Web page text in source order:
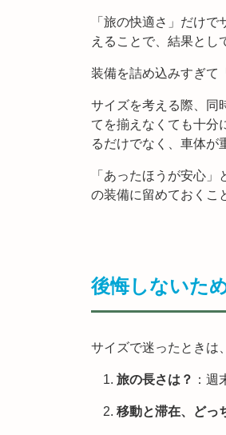
「旅の快適さ」だけで
えることで、結果とし
装備を詰め込みすぎて
サイズを考える際、同
てを揃えなくても十分
るだけでなく、車体が
「あったほうが安心」
の装備に留めておくこ
後悔しないた
サイズで迷ったときは
旅の長さは？ ：
移動と滞在、どっ